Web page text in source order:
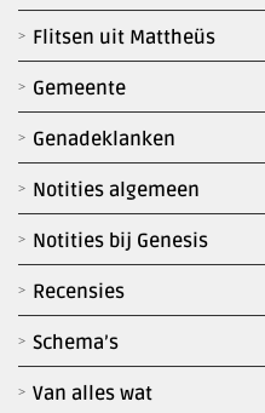
Flitsen uit Mattheüs
Gemeente
Genadeklanken
Notities algemeen
Notities bij Genesis
Recensies
Schema’s
Van alles wat